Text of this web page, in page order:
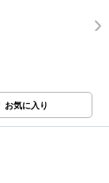
お気に入り